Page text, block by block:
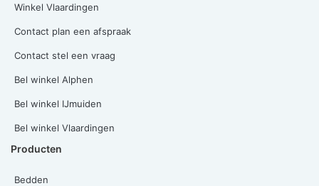
Winkel Vlaardingen
Contact plan een afspraak
Contact stel een vraag
Bel winkel Alphen
Bel winkel IJmuiden
Bel winkel Vlaardingen
Producten
Bedden